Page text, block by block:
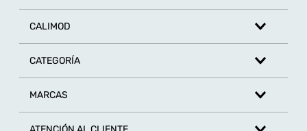
CALIMOD
CATEGORÍA
MARCAS